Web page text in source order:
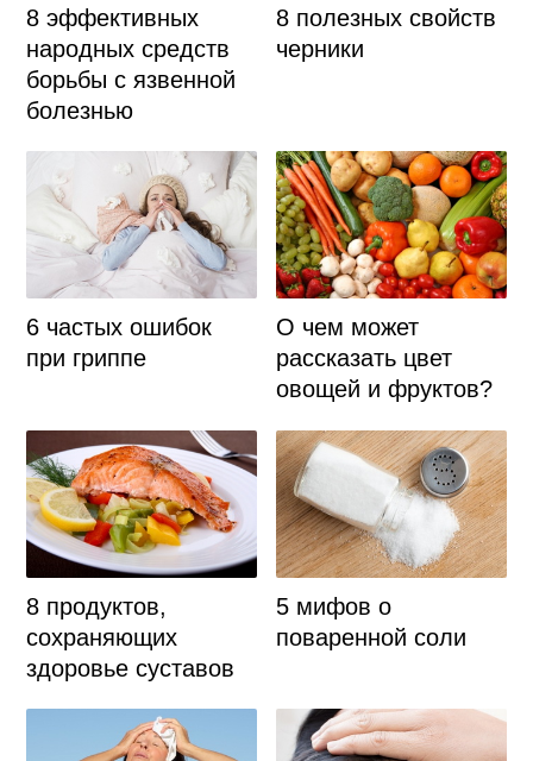
8 эффективных
народных средств
борьбы с язвенной
болезнью
8 полезных свойств
черники
6 частых ошибок
при гриппе
О чем может
рассказать цвет
овощей и фруктов?
8 продуктов,
сохраняющих
здоровье суставов
5 мифов о
поваренной соли